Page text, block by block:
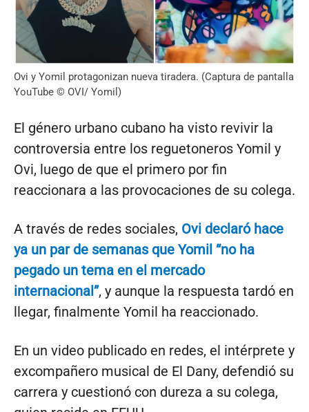
Ovi y Yomil protagonizan nueva tiradera. (Captura de pantalla
YouTube © OVI/ Yomil)
El género urbano cubano ha visto revivir la
controversia entre los reguetoneros Yomil y
Ovi, luego de que el primero por fin
reaccionara a las provocaciones de su colega.
A través de redes sociales, Ovi declaró hace
ya un par de semanas que Yomil “no ha
pegado un tema en el mercado
internacional”, y aunque la respuesta tardó en
llegar, finalmente Yomil ha reaccionado.
En un video publicado en redes, el intérprete y
excompañero musical de El Dany, defendió su
carrera y cuestionó con dureza a su colega,